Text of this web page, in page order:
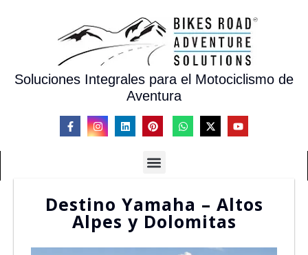
Soluciones Integrales para el Motociclismo de
Aventura
Destino Yamaha – Altos
Alpes y Dolomitas